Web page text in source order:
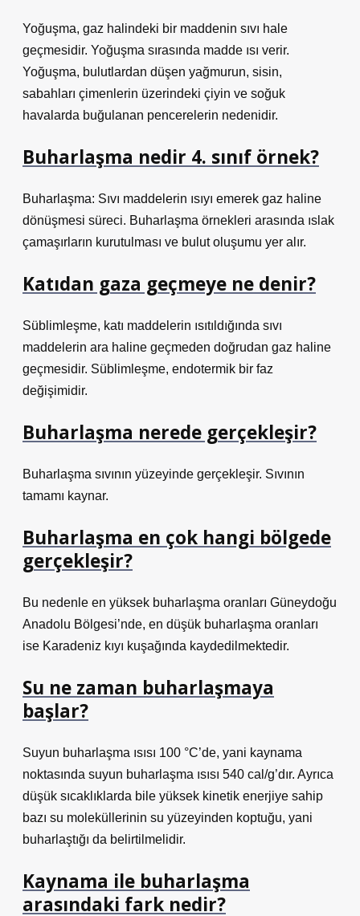
Yoğuşma, gaz halindeki bir maddenin sıvı hale
geçmesidir. Yoğuşma sırasında madde ısı verir.
Yoğuşma, bulutlardan düşen yağmurun, sisin,
sabahları çimenlerin üzerindeki çiyin ve soğuk
havalarda buğulanan pencerelerin nedenidir.
Buharlaşma nedir 4. sınıf örnek?
Buharlaşma: Sıvı maddelerin ısıyı emerek gaz haline
dönüşmesi süreci. Buharlaşma örnekleri arasında ıslak
çamaşırların kurutulması ve bulut oluşumu yer alır.
Katıdan gaza geçmeye ne denir?
Süblimleşme, katı maddelerin ısıtıldığında sıvı
maddelerin ara haline geçmeden doğrudan gaz haline
geçmesidir. Süblimleşme, endotermik bir faz
değişimidir.
Buharlaşma nerede gerçekleşir?
Buharlaşma sıvının yüzeyinde gerçekleşir. Sıvının
tamamı kaynar.
Buharlaşma en çok hangi bölgede
gerçekleşir?
Bu nedenle en yüksek buharlaşma oranları Güneydoğu
Anadolu Bölgesi’nde, en düşük buharlaşma oranları
ise Karadeniz kıyı kuşağında kaydedilmektedir.
Su ne zaman buharlaşmaya
başlar?
Suyun buharlaşma ısısı 100 °C’de, yani kaynama
noktasında suyun buharlaşma ısısı 540 cal/g’dır. Ayrıca
düşük sıcaklıklarda bile yüksek kinetik enerjiye sahip
bazı su moleküllerinin su yüzeyinden koptuğu, yani
buharlaştığı da belirtilmelidir.
Kaynama ile buharlaşma
arasındaki fark nedir?